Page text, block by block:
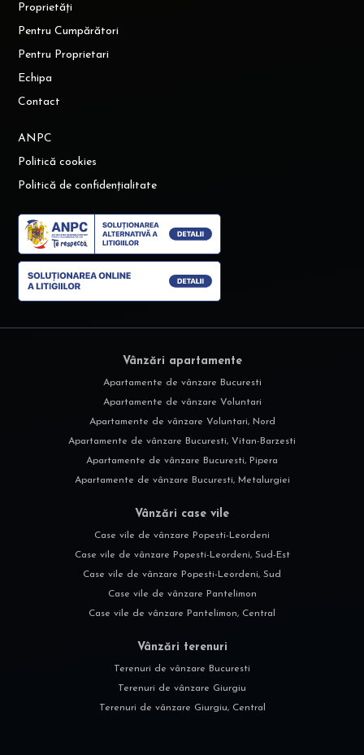
Proprietăți
Pentru Cumpărători
Pentru Proprietari
Echipa
Contact
ANPC
Politică cookies
Politică de confidențialitate
Vânzări apartamente
Apartamente de vânzare Bucuresti
Apartamente de vânzare Voluntari
Apartamente de vânzare Voluntari, Nord
Apartamente de vânzare Bucuresti, Vitan-Barzesti
Apartamente de vânzare Bucuresti, Pipera
Apartamente de vânzare Bucuresti, Metalurgiei
Vânzări case vile
Case vile de vânzare Popesti-Leordeni
Case vile de vânzare Popesti-Leordeni, Sud-Est
Case vile de vânzare Popesti-Leordeni, Sud
Case vile de vânzare Pantelimon
Case vile de vânzare Pantelimon, Central
Vânzări terenuri
Terenuri de vânzare Bucuresti
Terenuri de vânzare Giurgiu
Terenuri de vânzare Giurgiu, Central